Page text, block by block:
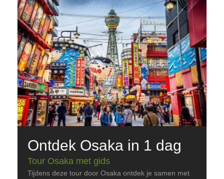
Ontdek Osaka in 1 dag
Tour Osaka met gids
Tijdens deze tour door Osaka ontdek je samen met